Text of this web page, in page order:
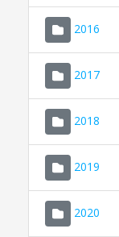
2016
2017
2018
2019
2020